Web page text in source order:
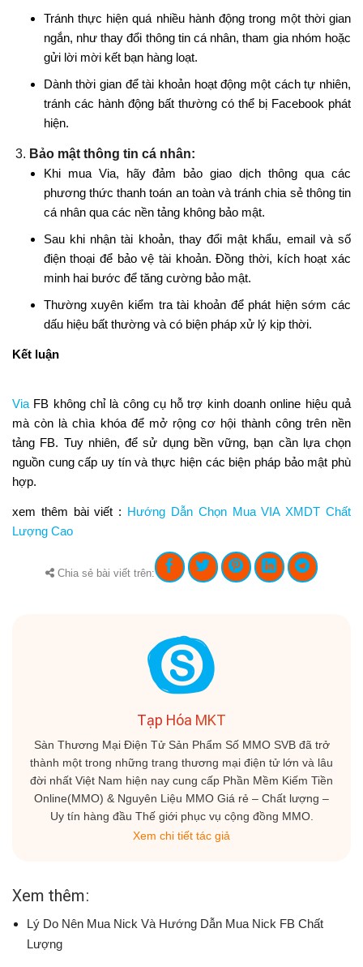
Tránh thực hiện quá nhiều hành động trong một thời gian
ngắn, như thay đổi thông tin cá nhân, tham gia nhóm hoặc
gửi lời mời kết bạn hàng loạt.
Dành thời gian để tài khoản hoạt động một cách tự nhiên,
tránh các hành động bất thường có thể bị Facebook phát
hiện.
Bảo mật thông tin cá nhân:
Khi mua Via, hãy đảm bảo giao dịch thông qua các
phương thức thanh toán an toàn và tránh chia sẻ thông tin
cá nhân qua các nền tảng không bảo mật.
Sau khi nhận tài khoản, thay đổi mật khẩu, email và số
điện thoại để bảo vệ tài khoản. Đồng thời, kích hoạt xác
minh hai bước để tăng cường bảo mật.
Thường xuyên kiểm tra tài khoản để phát hiện sớm các
dấu hiệu bất thường và có biện pháp xử lý kịp thời.
Kết luận
Via FB không chỉ là công cụ hỗ trợ kinh doanh online hiệu quả
mà còn là chìa khóa để mở rộng cơ hội thành công trên nền
tảng FB. Tuy nhiên, để sử dụng bền vững, bạn cần lựa chọn
nguồn cung cấp uy tín và thực hiện các biện pháp bảo mật phù
hợp.
xem thêm bài viết : Hướng Dẫn Chọn Mua VIA XMDT Chất
Lượng Cao
Chia sẻ bài viết trên:
Tạp Hóa MKT
Sàn Thương Mại Điện Tử Sản Phẩm Số MMO SVB đã trở
thành một trong những trang thương mại điện tử lớn và lâu
đời nhất Việt Nam hiện nay cung cấp Phần Mềm Kiếm Tiền
Online(MMO) & Nguyên Liệu MMO Giá rẻ – Chất lượng –
Uy tín hàng đầu Thế giới phục vụ cộng đồng MMO.
Xem chi tiết tác giả
Xem thêm:
Lý Do Nên Mua Nick Và Hướng Dẫn Mua Nick FB Chất
Lượng